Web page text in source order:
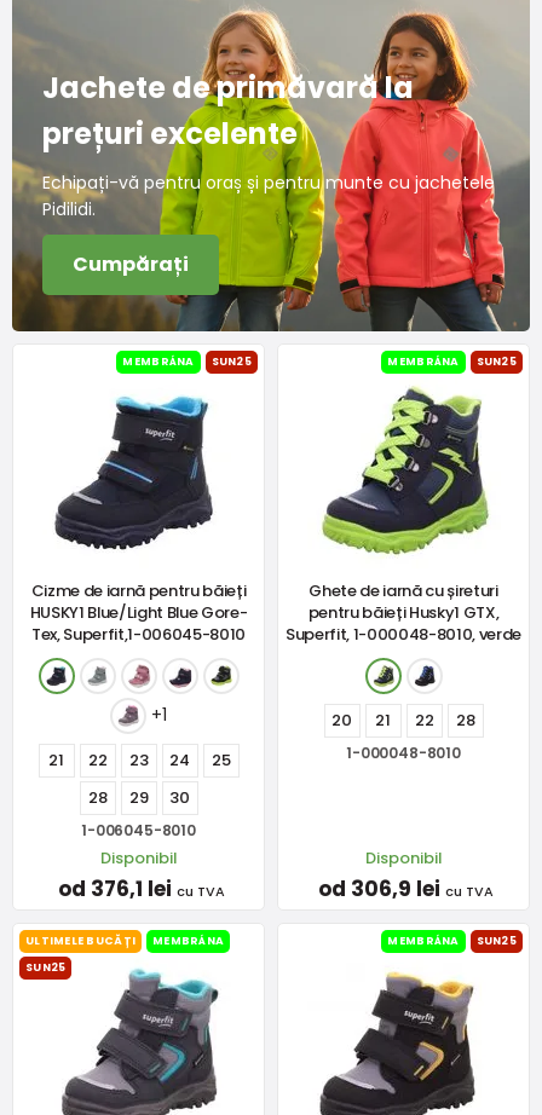
Jachete de primăvară la
prețuri excelente
Echipați-vă pentru oraș și pentru munte cu jachetele
Pidilidi.
Cumpărați
MEMBRÁNA SUN25
Cizme de iarnă pentru băieți
HUSKY1 Blue/Light Blue Gore-
Tex, Superfit,1-006045-8010
+1
21 22 23 24
25
28
29 30
1-006045-8010
Disponibil
od 376,1 lei cu TVA
MEMBRÁNA SUN25
Ghete de iarnă cu șireturi
pentru băieți Husky1 GTX,
Superfit, 1-000048-8010, verde
20 21 22 28
1-000048-8010
Disponibil
od 306,9 lei cu TVA
ULTIMELE BUCĂȚI
MEMBRÁNA
SUN25
MEMBRÁNA SUN25